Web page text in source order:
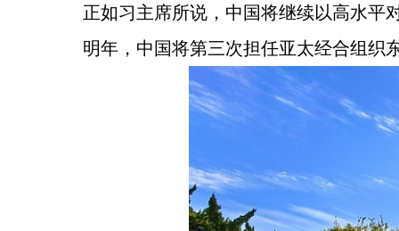
正如习主席所说，中国将继续以高水平
明年，中国将第三次担任亚太经合组织